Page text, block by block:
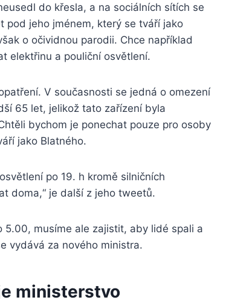
do křesla, a na sociálních sítích se
pod jeho jménem, který se tváří jako
o očividnou parodii. Chce například
elektřinu a pouliční osvětlení.
V současnosti se jedná o omezení
65 let, jelikož tato zařízení byla
bychom je ponechat pouze pro osoby
jako Blatného.
po 19. h kromě silničních
doma,“ je další z jeho tweetů.
5.00, musíme ale zajistit, aby lidé spali a
vydává za nového ministra.
ministerstvo